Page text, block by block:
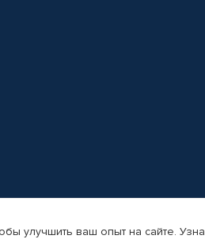
Интернет-магазин автомобильных
улучшить ваш опыт на сайте.